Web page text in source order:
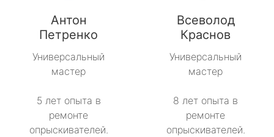
Антон
Петренко
Универсальный
мастер
5 лет опыта в
ремонте
опрыскивателей.
Всеволод
Краснов
Универсальный
мастер
8 лет опыта в
ремонте
опрыскивателей.